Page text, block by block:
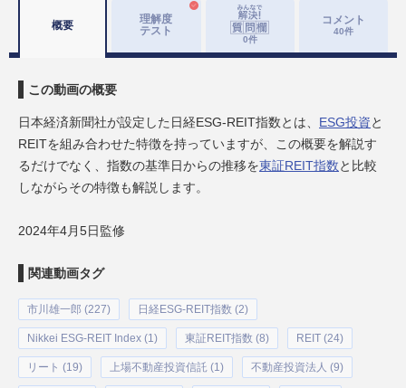
概要
理解度
テスト
0件
コメント
40件
この動画の概要
日本経済新聞社が設定した日経ESG-REIT指数とは、 ESG投資と
REITを組み合わせた特徴を持っていますが、この概要を解説す
るだけでなく、指数の基準日からの推移を東証REIT指数と比較
しながらその特徴も解説します。
2024年4月5日監修
関連動画タグ
市川雄一郎 (227) 日経ESG-REIT指数 (2)
Nikkei ESG-REIT Index (1) 東証REIT指数 (8) REIT (24)
リート (19) 上場不動産投資信託 (1) 不動産投資法人 (9)